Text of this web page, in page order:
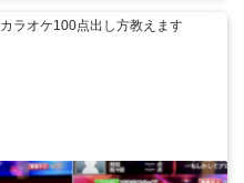
カラオケ100点出し方教えます